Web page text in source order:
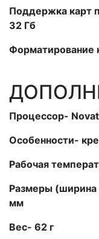
Поддержка карт
32 Гб
Форматирование
Процессор-
Особенности-
Рабочая
Размеры
мм
Вес- 62 г